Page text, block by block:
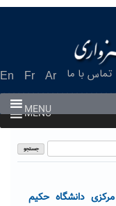
En Fr Ar تماس با ما
MENU
MENU
دانشگاه حکیم